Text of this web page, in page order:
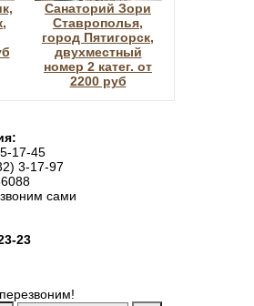
Санаторий Зори
Ставрополья,
город Пятигорск,
двухместный
номер 2 катег. от
2200 руб
17-45
3-17-97
сами
23